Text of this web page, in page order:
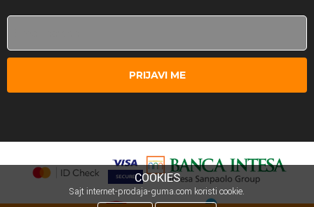
PRIJAVI ME
COOKIES
Sajt internet-prodaja-guma.com koristi cookie.